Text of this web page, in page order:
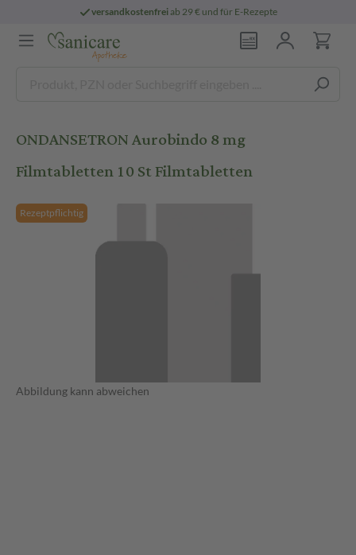
versandkostenfreiab 29 € und für E-Rezepte
ONDANSETRON Aurobindo 8 mg
Filmtabletten 10 St Filmtabletten
Rezeptpflichtig
Abbildung kann abweichen